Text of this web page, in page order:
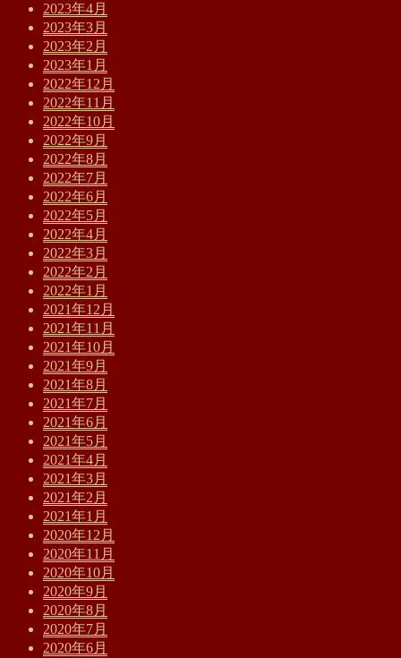
2023年4月
2023年3月
2023年2月
2023年1月
2022年12月
2022年11月
2022年10月
2022年9月
2022年8月
2022年7月
2022年6月
2022年5月
2022年4月
2022年3月
2022年2月
2022年1月
2021年12月
2021年11月
2021年10月
2021年9月
2021年8月
2021年7月
2021年6月
2021年5月
2021年4月
2021年3月
2021年2月
2021年1月
2020年12月
2020年11月
2020年10月
2020年9月
2020年8月
2020年7月
2020年6月